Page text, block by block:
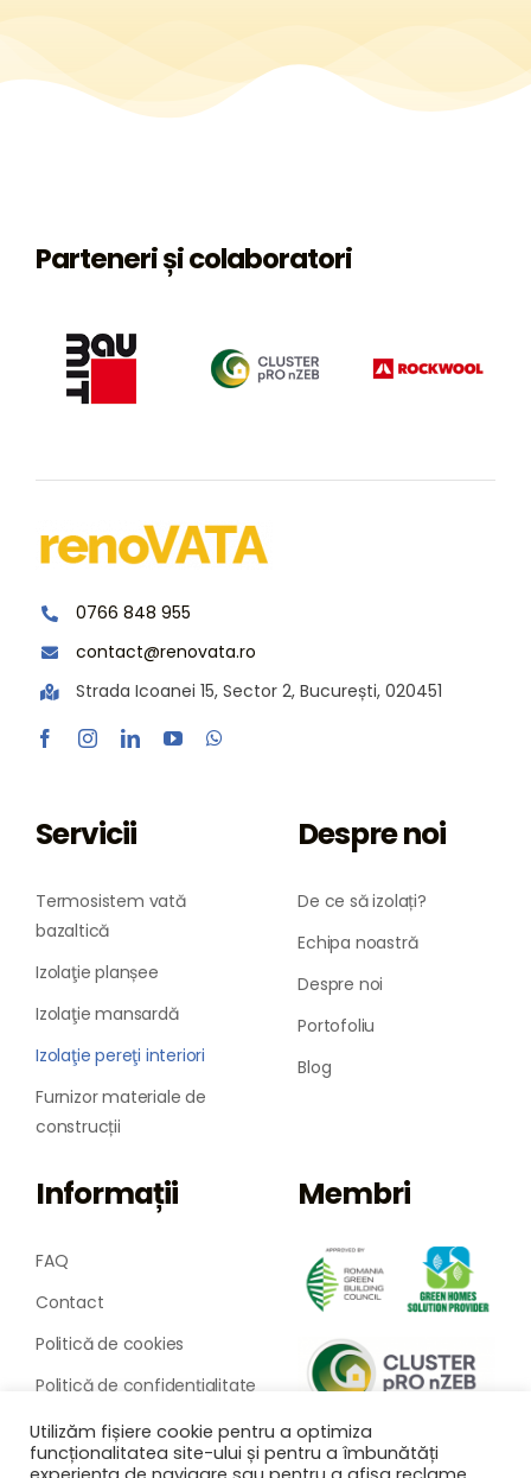
Parteneri și colaboratori
0766 848 955
contact@renovata.ro
Strada Icoanei 15, Sector 2, București, 020451
Servicii
Termosistem vată
bazaltică
Izolaţie planșee
Izolaţie mansardă
Izolaţie pereţi interiori
Furnizor materiale de
construcții
Despre noi
De ce să izolați?
Echipa noastră
Despre noi
Portofoliu
Blog
Informații
FAQ
Contact
Politică de cookies
Politică de confidențialitate
ANPC
Membri
Utilizăm fișiere cookie pentru a optimiza
funcționalitatea site-ului și pentru a îmbunătăți